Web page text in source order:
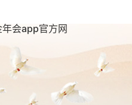
会app官方网